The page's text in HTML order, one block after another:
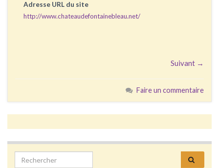
Adresse URL du site
http://www.chateaudefontainebleau.net/
Suivant →
Faire un commentaire
Search for: